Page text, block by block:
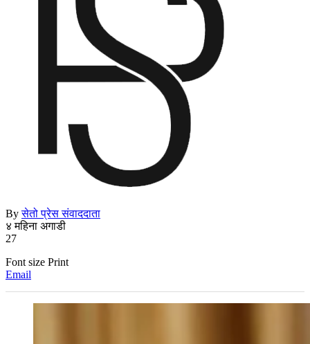
Byसेतो प्रेस संवाददाता
४ महिना अगाडी
27
Font size Print
Email